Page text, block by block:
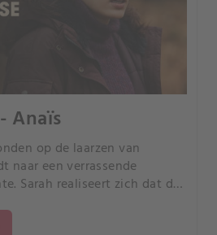
Anaïs
op de laarzen van
naar een verrassende
Sarah realiseert zich dat de
en aarde in om het kleine